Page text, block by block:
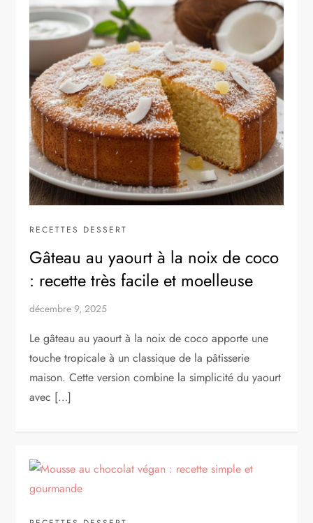
RECETTES DESSERT
Gâteau au yaourt à la noix de coco
: recette très facile et moelleuse
décembre 9, 2025
Le gâteau au yaourt à la noix de coco apporte une
touche tropicale à un classique de la pâtisserie
maison. Cette version combine la simplicité du yaourt
avec […]